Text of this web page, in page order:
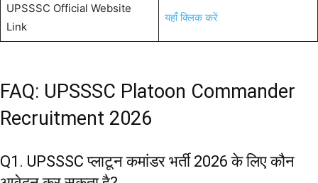
UPSSSC Official Website
Link
यहाँ क्लिक करें
FAQ: UPSSSC Platoon Commander
Recruitment 2026
Q1. UPSSSC प्लाटून कमांडर भर्ती 2026 के लिए कौन